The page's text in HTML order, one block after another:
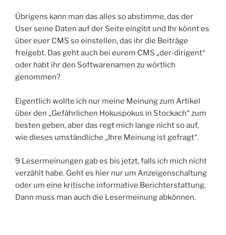
Übrigens kann man das alles so abstimme, das der
User seine Daten auf der Seite eingibt und Ihr könnt es
über euer CMS so einstellen, das ihr die Beiträge
freigebt. Das geht auch bei eurem CMS „der-dirigent“
oder habt ihr den Softwarenamen zu wörtlich
genommen?
Eigentlich wollte ich nur meine Meinung zum Artikel
über den „Gefährlichen Hokuspokus in Stockach“ zum
besten geben, aber das regt mich lange nicht so auf,
wie dieses umständliche „Ihre Meinung ist gefragt“.
9 Lesermeinungen gab es bis jetzt, falls ich mich nicht
verzählt habe. Geht es hier nur um Anzeigenschaltung
oder um eine kritische informative Berichterstattung.
Dann muss man auch die Lesermeinung abkönnen.